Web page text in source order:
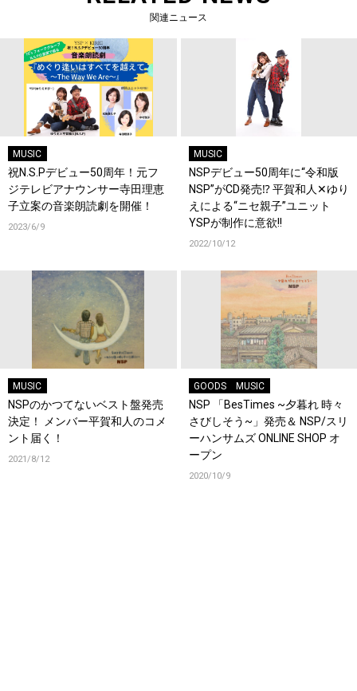
関連ニュース
MUSIC
祝N.S.Pデビュー50周年！元フ
ジテレビアナウンサー寺田理恵
子立案の音楽朗読劇を開催！
2023/6/9
MUSIC
NSPデビュー50周年に“令和版
NSP”がCD発売⁉ 平賀和人✕ゆり
えによる“ニセ親子”ユニット
YSPが制作に意欲!!
2022/10/12
MUSIC
NSPのかつてないベスト盤発売
決定！ メンバー平賀和人のコメ
ント届く！
2021/8/12
GOODS MUSIC
NSP 「BesTimes ~夕暮れ 時々
さびしそう~」発売＆ NSP/スリ
ーハンサムズ ONLINE SHOP オ
ープン
2020/10/9